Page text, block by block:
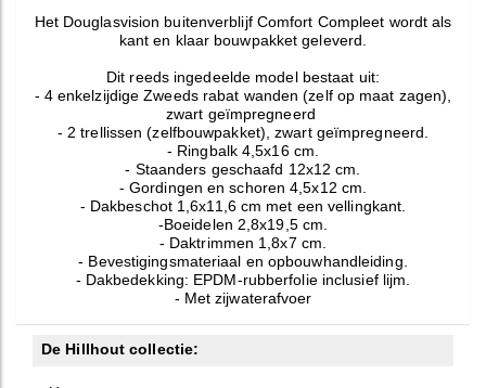
Het Douglasvision buitenverblijf Comfort Compleet wordt als
kant en klaar bouwpakket geleverd.
Dit reeds ingedeelde model bestaat uit:
- 4 enkelzijdige Zweeds rabat wanden (zelf op maat zagen),
zwart geïmpregneerd
- 2 trellissen (zelfbouwpakket), zwart geïmpregneerd.
- Ringbalk 4,5x16 cm.
- Staanders geschaafd 12x12 cm.
- Gordingen en schoren 4,5x12 cm.
- Dakbeschot 1,6x11,6 cm met een vellingkant.
-Boeidelen 2,8x19,5 cm.
- Daktrimmen 1,8x7 cm.
- Bevestigingsmateriaal en opbouwhandleiding.
- Dakbedekking: EPDM-rubberfolie inclusief lijm.
- Met zijwaterafvoer
De Hillhout collectie: